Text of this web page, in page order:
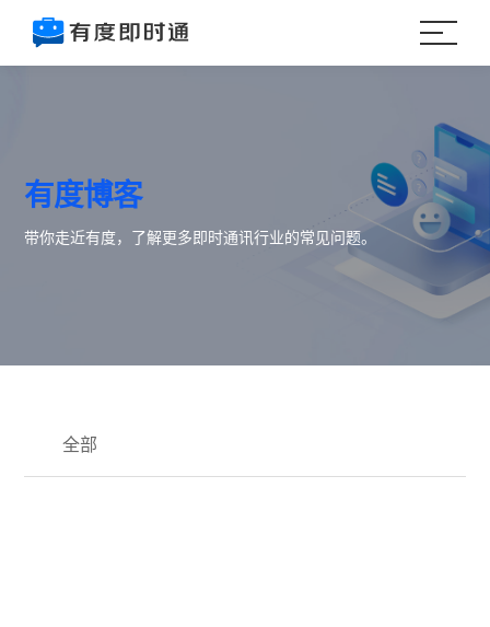
有度博客
带你走近有度，了解更多即时通讯行业的常见问题。
全部